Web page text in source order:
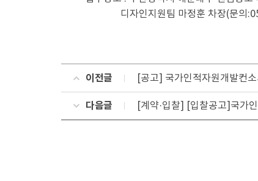
디자인지원팀 마정훈 차장(문의
이전글 [공고] 국가인적자원개발컨
다음글 [계약·입찰] [입찰공고]국가